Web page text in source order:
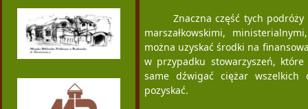
Znaczna część tych
marszałkowskimi,
można uzyskać środki na
w przypadku stowarzyszeń,
same dźwigać ciężar wszelkich
pozyskać.